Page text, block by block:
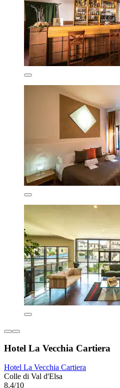
Hotel La Vecchia Cartiera
Hotel La Vecchia Cartiera
Colle di Val d'Elsa
8,4/10